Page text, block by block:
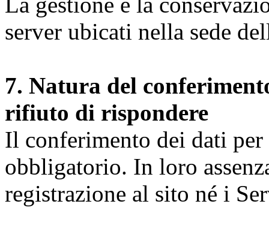
server ubicati nella sede
7. Natura del
rifiuto di rispondere
Il conferimento dei dati
obbligatorio. In loro
registrazione al sito né i